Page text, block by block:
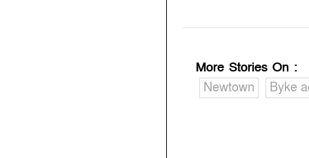
More Stories On :
Newtown
Byke